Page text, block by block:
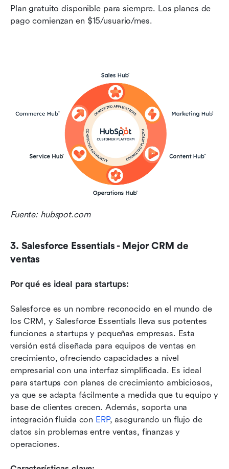
Plan gratuito disponible para siempre. Los planes de
pago comienzan en $15/usuario/mes.
Fuente: hubspot.com
3. Salesforce Essentials - Mejor CRM de
ventas
Por qué es ideal para startups:
Salesforce es un nombre reconocido en el mundo de
los CRM, y Salesforce Essentials lleva sus potentes
funciones a startups y pequeñas empresas. Esta
versión está diseñada para equipos de ventas en
crecimiento, ofreciendo capacidades a nivel
empresarial con una interfaz simplificada. Es ideal
para startups con planes de crecimiento ambiciosos,
ya que se adapta fácilmente a medida que tu equipo y
base de clientes crecen. Además, soporta una
integración fluida con ERP, asegurando un flujo de
datos sin problemas entre ventas, finanzas y
operaciones.